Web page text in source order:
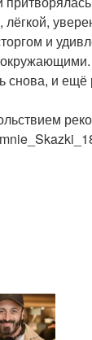
лёгкой,
и
снова, и ещё